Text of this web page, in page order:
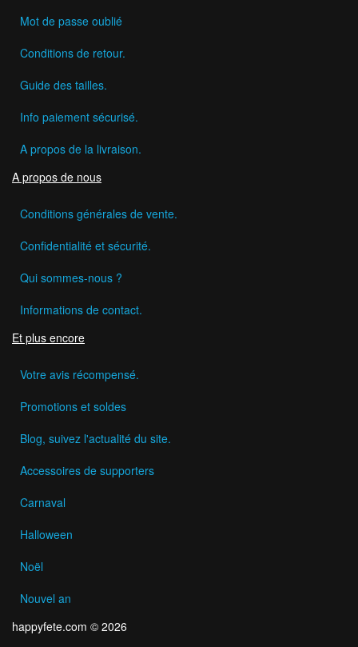
Mot de passe oublié
Conditions de retour.
Guide des tailles.
Info paiement sécurisé.
A propos de la livraison.
A propos de nous
Conditions générales de vente.
Confidentialité et sécurité.
Qui sommes-nous ?
Informations de contact.
Et plus encore
Votre avis récompensé.
Promotions et soldes
Blog, suivez l'actualité du site.
Accessoires de supporters
Carnaval
Halloween
Noël
Nouvel an
happyfete.com © 2026